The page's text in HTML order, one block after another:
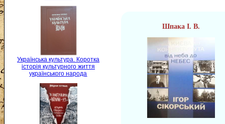
Українська культура. Коротка
історія культурного життя
українського народа
Шпака І. В.